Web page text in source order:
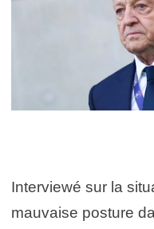
Interviewé sur la
mauvaise posture